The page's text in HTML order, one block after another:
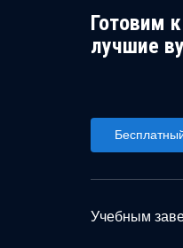
Готовим
лучшие
Учебным